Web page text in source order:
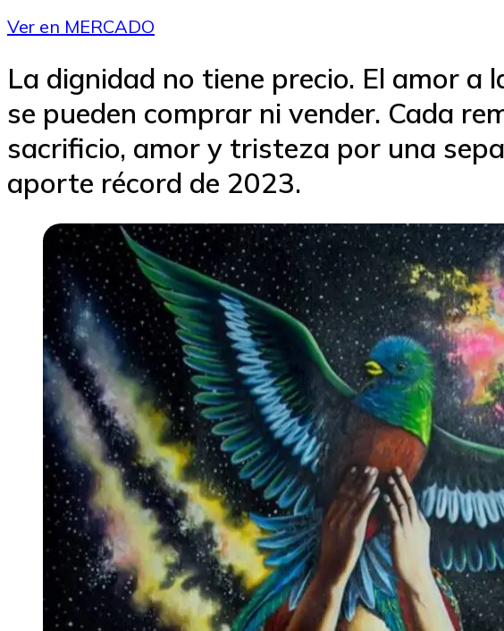
Ver en MERCADO
La dignidad no tiene precio. El amor
se pueden comprar ni vender. Cada
sacrificio, amor y tristeza por una
aporte récord de 2023.